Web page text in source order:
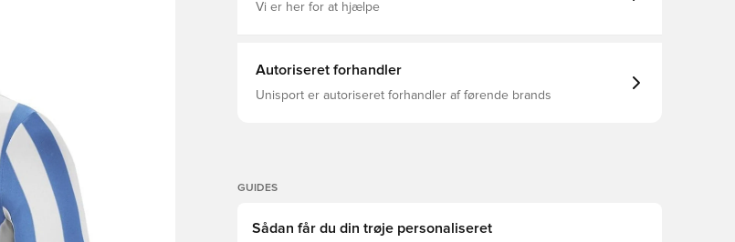
Vi er her for at hjælpe
Autoriseret forhandler
Unisport er autoriseret forhandler af førende brands
GUIDES
Sådan får du din trøje personaliseret